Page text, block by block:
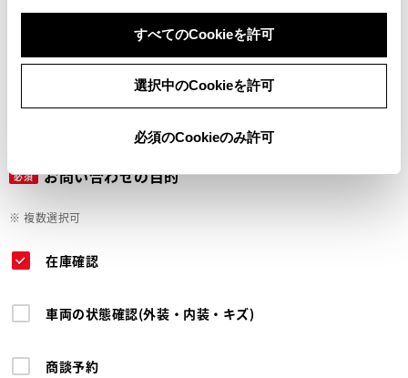
すべてのCookieを許可
選択中のCookieを許可
必須のCookieのみ許可
メールアドレス
必須 お問い合わせの目的
※ 複数選択可
在庫確認
車両の状態確認(外装・内装・キズ)
商談予約